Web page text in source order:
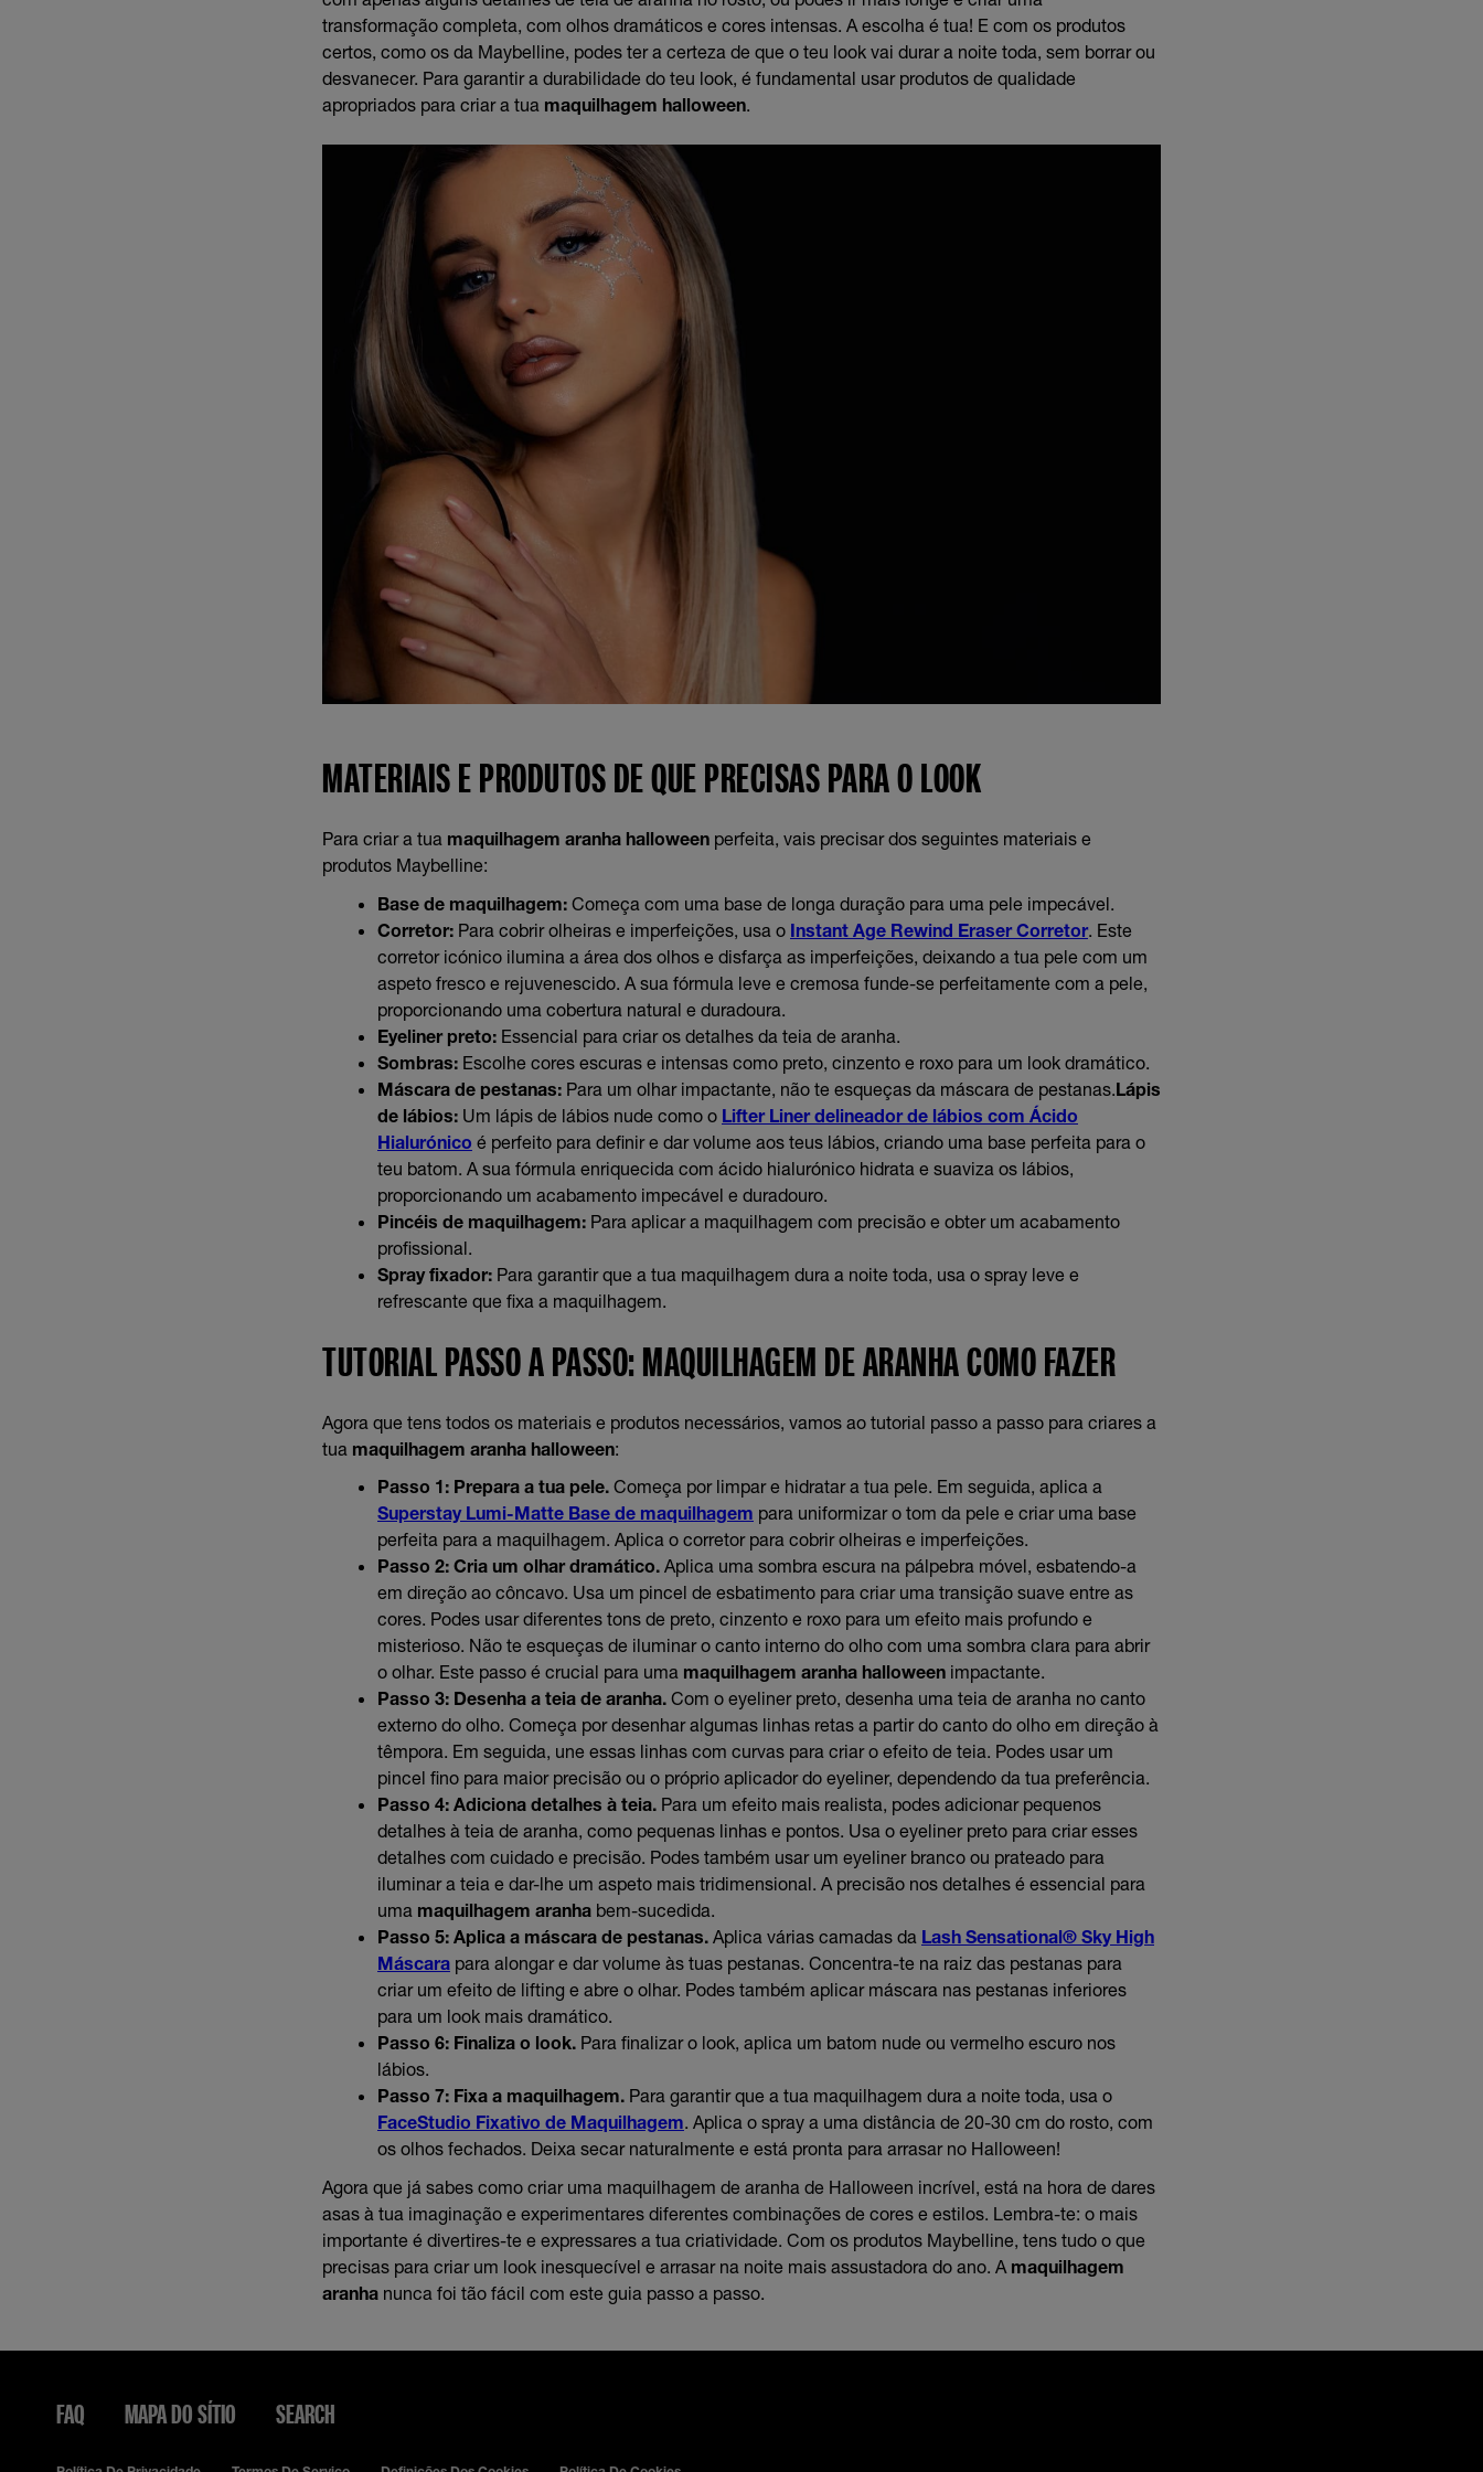
transformação completa, com olhos dramáticos e cores intensas. A escolha é tua! E com os produtos
certos, como os da Maybelline, podes ter a certeza de que o teu look vai durar a noite toda, sem borrar ou
desvanecer. Para garantir a durabilidade do teu look, é fundamental usar produtos de qualidade
apropriados para criar a tua maquilhagem halloween.
MATERIAIS E PRODUTOS DE QUE PRECISAS PARA O LOOK
Para criar a tua maquilhagem aranha halloween perfeita, vais precisar dos seguintes materiais e
produtos Maybelline:
Base de maquilhagem: Começa com uma base de longa duração para uma pele impecável.
Corretor: Para cobrir olheiras e imperfeições, usa o Instant Age Rewind Eraser Corretor. Este
corretor icónico ilumina a área dos olhos e disfarça as imperfeições, deixando a tua pele com um
aspeto fresco e rejuvenescido. A sua fórmula leve e cremosa funde-se perfeitamente com a pele,
proporcionando uma cobertura natural e duradoura.
Eyeliner preto: Essencial para criar os detalhes da teia de aranha.
Sombras: Escolhe cores escuras e intensas como preto, cinzento e roxo para um look dramático.
Máscara de pestanas: Para um olhar impactante, não te esqueças da máscara de pestanas. Lápis
de lábios: Um lápis de lábios nude como o Lifter Liner delineador de lábios com Ácido
Hialurónico é perfeito para definir e dar volume aos teus lábios, criando uma base perfeita para o
teu batom. A sua fórmula enriquecida com ácido hialurónico hidrata e suaviza os lábios,
proporcionando um acabamento impecável e duradouro.
Pincéis de maquilhagem: Para aplicar a maquilhagem com precisão e obter um acabamento
profissional.
Spray fixador: Para garantir que a tua maquilhagem dura a noite toda, usa o spray leve e
refrescante que fixa a maquilhagem.
TUTORIAL PASSO A PASSO: MAQUILHAGEM DE ARANHA COMO FAZER
Agora que tens todos os materiais e produtos necessários, vamos ao tutorial passo a passo para criares a
tua maquilhagem aranha halloween:
Passo 1: Prepara a tua pele. Começa por limpar e hidratar a tua pele. Em seguida, aplica a
Superstay Lumi-Matte Base de maquilhagem para uniformizar o tom da pele e criar uma base
perfeita para a maquilhagem. Aplica o corretor para cobrir olheiras e imperfeições.
Passo 2: Cria um olhar dramático. Aplica uma sombra escura na pálpebra móvel, esbatendo-a
em direção ao côncavo. Usa um pincel de esbatimento para criar uma transição suave entre as
cores. Podes usar diferentes tons de preto, cinzento e roxo para um efeito mais profundo e
misterioso. Não te esqueças de iluminar o canto interno do olho com uma sombra clara para abrir
o olhar. Este passo é crucial para uma maquilhagem aranha halloween impactante.
Passo 3: Desenha a teia de aranha. Com o eyeliner preto, desenha uma teia de aranha no canto
externo do olho. Começa por desenhar algumas linhas retas a partir do canto do olho em direção à
têmpora. Em seguida, une essas linhas com curvas para criar o efeito de teia. Podes usar um
pincel fino para maior precisão ou o próprio aplicador do eyeliner, dependendo da tua preferência.
Passo 4: Adiciona detalhes à teia. Para um efeito mais realista, podes adicionar pequenos
detalhes à teia de aranha, como pequenas linhas e pontos. Usa o eyeliner preto para criar esses
detalhes com cuidado e precisão. Podes também usar um eyeliner branco ou prateado para
iluminar a teia e dar-lhe um aspeto mais tridimensional. A precisão nos detalhes é essencial para
uma maquilhagem aranha bem-sucedida.
Passo 5: Aplica a máscara de pestanas. Aplica várias camadas da Lash Sensational® Sky High
Máscara para alongar e dar volume às tuas pestanas. Concentra-te na raiz das pestanas para
criar um efeito de lifting e abre o olhar. Podes também aplicar máscara nas pestanas inferiores
para um look mais dramático.
Passo 6: Finaliza o look. Para finalizar o look, aplica um batom nude ou vermelho escuro nos
lábios.
Passo 7: Fixa a maquilhagem. Para garantir que a tua maquilhagem dura a noite toda, usa o
FaceStudio Fixativo de Maquilhagem. Aplica o spray a uma distância de 20-30 cm do rosto, com
os olhos fechados. Deixa secar naturalmente e está pronta para arrasar no Halloween!
Agora que já sabes como criar uma maquilhagem de aranha de Halloween incrível, está na hora de dares
asas à tua imaginação e experimentares diferentes combinações de cores e estilos. Lembra-te: o mais
importante é divertires-te e expressares a tua criatividade. Com os produtos Maybelline, tens tudo o que
precisas para criar um look inesquecível e arrasar na noite mais assustadora do ano. A maquilhagem
aranha nunca foi tão fácil com este guia passo a passo.
FAQ MAPA DO SÍTIO SEARCH